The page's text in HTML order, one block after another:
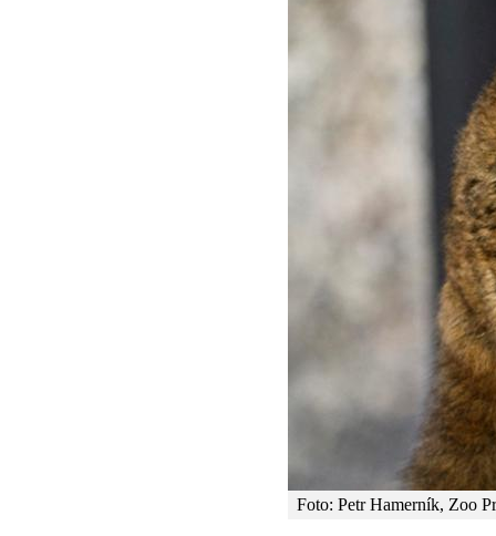
Foto: Petr Hamerník, Zoo